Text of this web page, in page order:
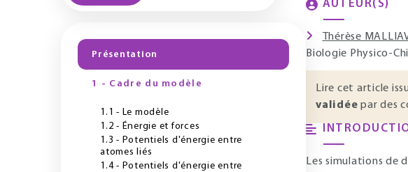
Présentation
1 - Cadre du modèle
1.1 - Le modèle
1.2 - Énergie et forces
1.3 - Potentiels d'énergie entre
atomes liés
1.4 - Potentiels d'énergie entre
AUTEUR(S)
Thérèse
Biologie Physico-
Lire cet article
validée par des
Les simulations de